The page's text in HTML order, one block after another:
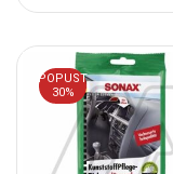
POPUST
30%